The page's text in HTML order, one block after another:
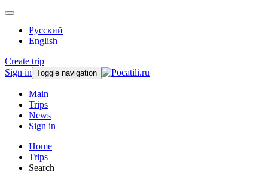
Русский
English
Create trip
Sign in Toggle navigation
Main
Trips
News
Sign in
Home
Trips
Search